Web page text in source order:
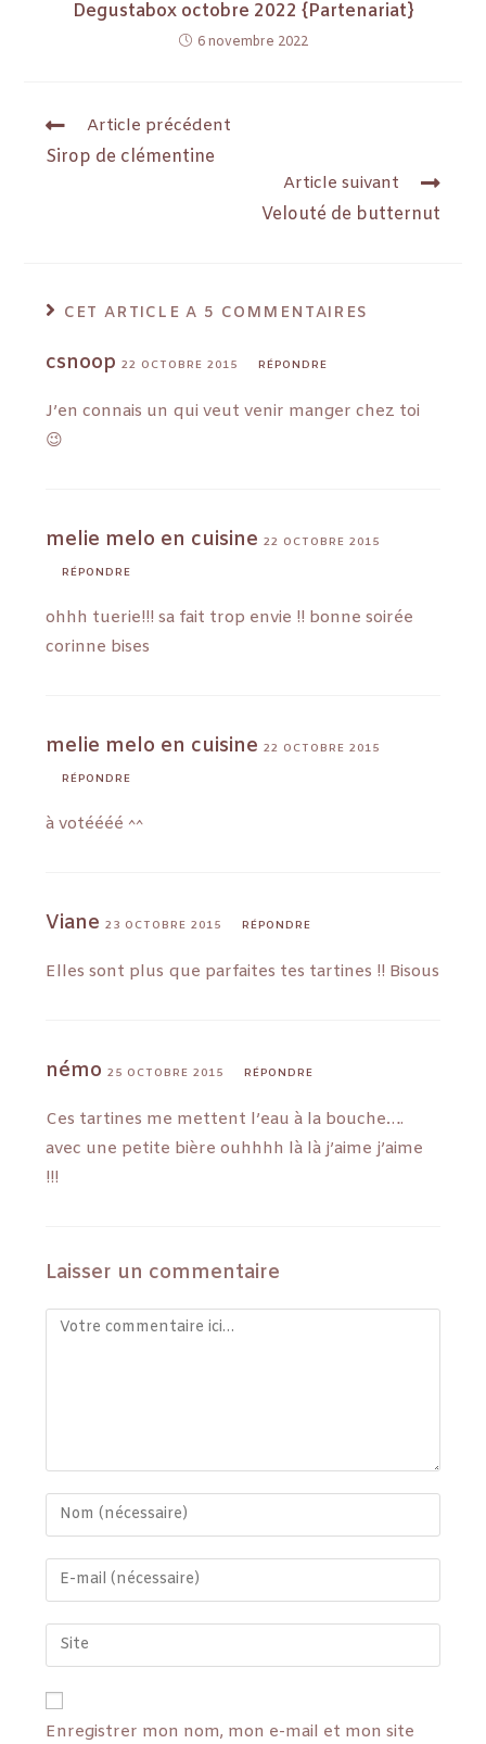
Degustabox octobre 2022 {Partenariat}
6 novembre 2022
Article précédent
Sirop de clémentine
Article suivant
Velouté de butternut
CET ARTICLE A 5 COMMENTAIRES
csnoop 22 OCTOBRE 2015 RÉPONDRE
J’en connais un qui veut venir manger chez toi
😉
melie melo en cuisine 22 OCTOBRE 2015
RÉPONDRE
ohhh tuerie!!! sa fait trop envie !! bonne soirée
corinne bises
melie melo en cuisine 22 OCTOBRE 2015
RÉPONDRE
à votéééé ^^
Viane 23 OCTOBRE 2015 RÉPONDRE
Elles sont plus que parfaites tes tartines !! Bisous
némo 25 OCTOBRE 2015 RÉPONDRE
Ces tartines me mettent l’eau à la bouche….
avec une petite bière ouhhhh là là j’aime j’aime
!!!
Laisser un commentaire
Enregistrer mon nom, mon e-mail et mon site